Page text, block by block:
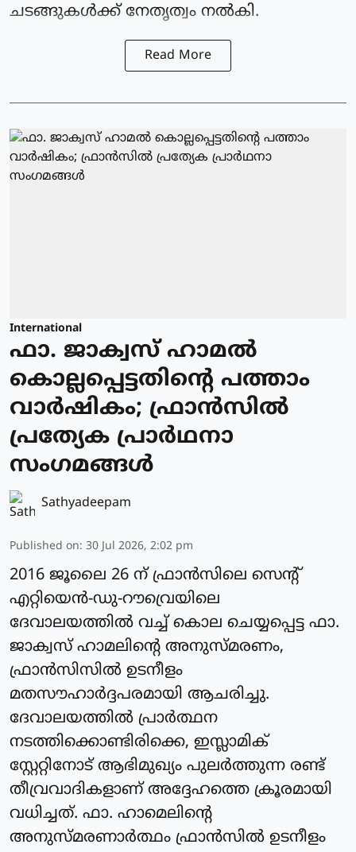
ചടങ്ങുകള്‍ക്ക് നേതൃത്വം നല്‍കി.
Read More
International
ഫാ. ജാക്വസ് ഹാമല്‍
കൊല്ലപ്പെട്ടതിന്റെ പത്താം
വാര്‍ഷികം; ഫ്രാന്‍സില്‍
പ്രത്യേക പ്രാർഥനാ
സംഗമങ്ങള്‍
Sathyadeepam
Published on: 30 Jul 2026, 2:02 pm
2016 ജൂലൈ 26 ന് ഫ്രാന്‍സിലെ സെന്റ്
എറ്റിയെന്‍-ഡു-റൗവ്രെയിലെ
ദേവാലയത്തില്‍ വച്ച് കൊല ചെയ്യപ്പെട്ട ഫാ.
ജാക്വസ് ഹാമലിന്റെ അനുസ്മരണം,
ഫ്രാന്‍സിസിൽ ഉടനീളം
മതസൗഹാര്‍ദ്ദപരമായി ആചരിച്ചു.
ദേവാലയത്തില്‍ പ്രാര്‍ത്ഥന
നടത്തിക്കൊണ്ടിരിക്കെ, ഇസ്ലാമിക്
സ്റ്റേറ്റിനോട് ആഭിമുഖ്യം പുലര്‍ത്തുന്ന രണ്ട്
തീവ്രവാദികളാണ് അദ്ദേഹത്തെ ക്രൂരമായി
വധിച്ചത്. ഫാ. ഹാമെലിന്റെ
അനുസ്മരണാര്‍ത്ഥം ഫ്രാന്‍സില്‍ ഉടനീളം